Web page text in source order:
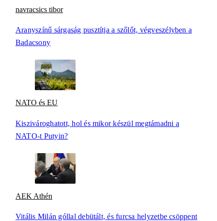
navracsics tibor
Aranyszínű sárgaság pusztítja a szőlőt, végveszélyben a
Badacsony
NATO és EU
Kiszivároghatott, hol és mikor készül megtámadni a
NATO-t Putyin?
AEK Athén
Vitális Milán góllal debütált, és furcsa helyzetbe csöppent